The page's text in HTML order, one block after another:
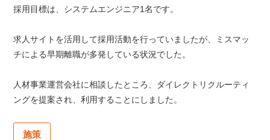
採用目標は、システムエンジニア1名です。
求人サイトを活用して採用活動を行っていましたが、ミスマッ
チによる早期離職が多発している状況でした。
人材事業運営会社に相談したところ、ダイレクトリクルーティ
ングを提案され、利用することにしました。
施策